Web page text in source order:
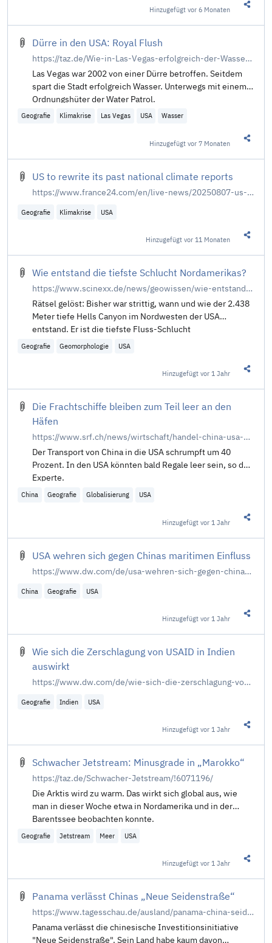
Hinzugefügtvor 6 Monaten
Dürre in den USA: Royal Flush
https://taz.de/Wie-in-Las-Vegas-erfolgreich-der-Wassermangel-bekaempft-wird/!6127391/
Las Vegas war 2002 von einer Dürre betroffen. Seitdem
spart die Stadt erfolgreich Wasser. Unterwegs mit einem
Ordnungshüter der Water Patrol.
Geografie Klimakrise Las Vegas USA Wasser
Hinzugefügtvor 7 Monaten
US to rewrite its past national climate reports
https://www.france24.com/en/live-news/20250807-us-to-rewrite-its-past-national-climate-reports
Geografie Klimakrise USA
Hinzugefügtvor 11 Monaten
Wie entstand die tiefste Schlucht Nordamerikas?
https://www.scinexx.de/news/geowissen/wie-entstand-die-tiefste-schlucht-nordamerikas/
Rätsel gelöst: Bisher war strittig, wann und wie der 2.438
Meter tiefe Hells Canyon im Nordwesten der USA
entstand. Er ist die tiefste Fluss-Schlucht
Geografie Geomorphologie USA
Hinzugefügtvor 1 Jahr
Die Frachtschiffe bleiben zum Teil leer an den
Häfen
https://www.srf.ch/news/wirtschaft/handel-china-usa-die-frachtschiffe-bleiben-zum-teil-leer-an-den-haefen
Der Transport von China in die USA schrumpft um 40
Prozent. In den USA könnten bald Regale leer sein, so der
Experte.
China Geografie Globalisierung USA
Hinzugefügtvor 1 Jahr
USA wehren sich gegen Chinas maritimen Einfluss
https://www.dw.com/de/usa-wehren-sich-gegen-chinas-maritimen-einfluss/a-71837367
China Geografie USA
Hinzugefügtvor 1 Jahr
Wie sich die Zerschlagung von USAID in Indien
auswirkt
https://www.dw.com/de/wie-sich-die-zerschlagung-von-usaid-in-indien-auswirkt/a-71863223
Geografie Indien USA
Hinzugefügtvor 1 Jahr
Schwacher Jetstream: Minusgrade in „Marokko“
https://taz.de/Schwacher-Jetstream/!6071196/
Die Arktis wird zu warm. Das wirkt sich global aus, wie
man in dieser Woche etwa in Nordamerika und in der
Barentssee beobachten konnte.
Geografie Jetstream Meer USA
Hinzugefügtvor 1 Jahr
Panama verlässt Chinas „Neue Seidenstraße“
https://www.tagesschau.de/ausland/panama-china-seidenstrasse-100.html
Panama verlässt die chinesische Investitionsinitiative
"Neue Seidenstraße". Sein Land habe kaum davon